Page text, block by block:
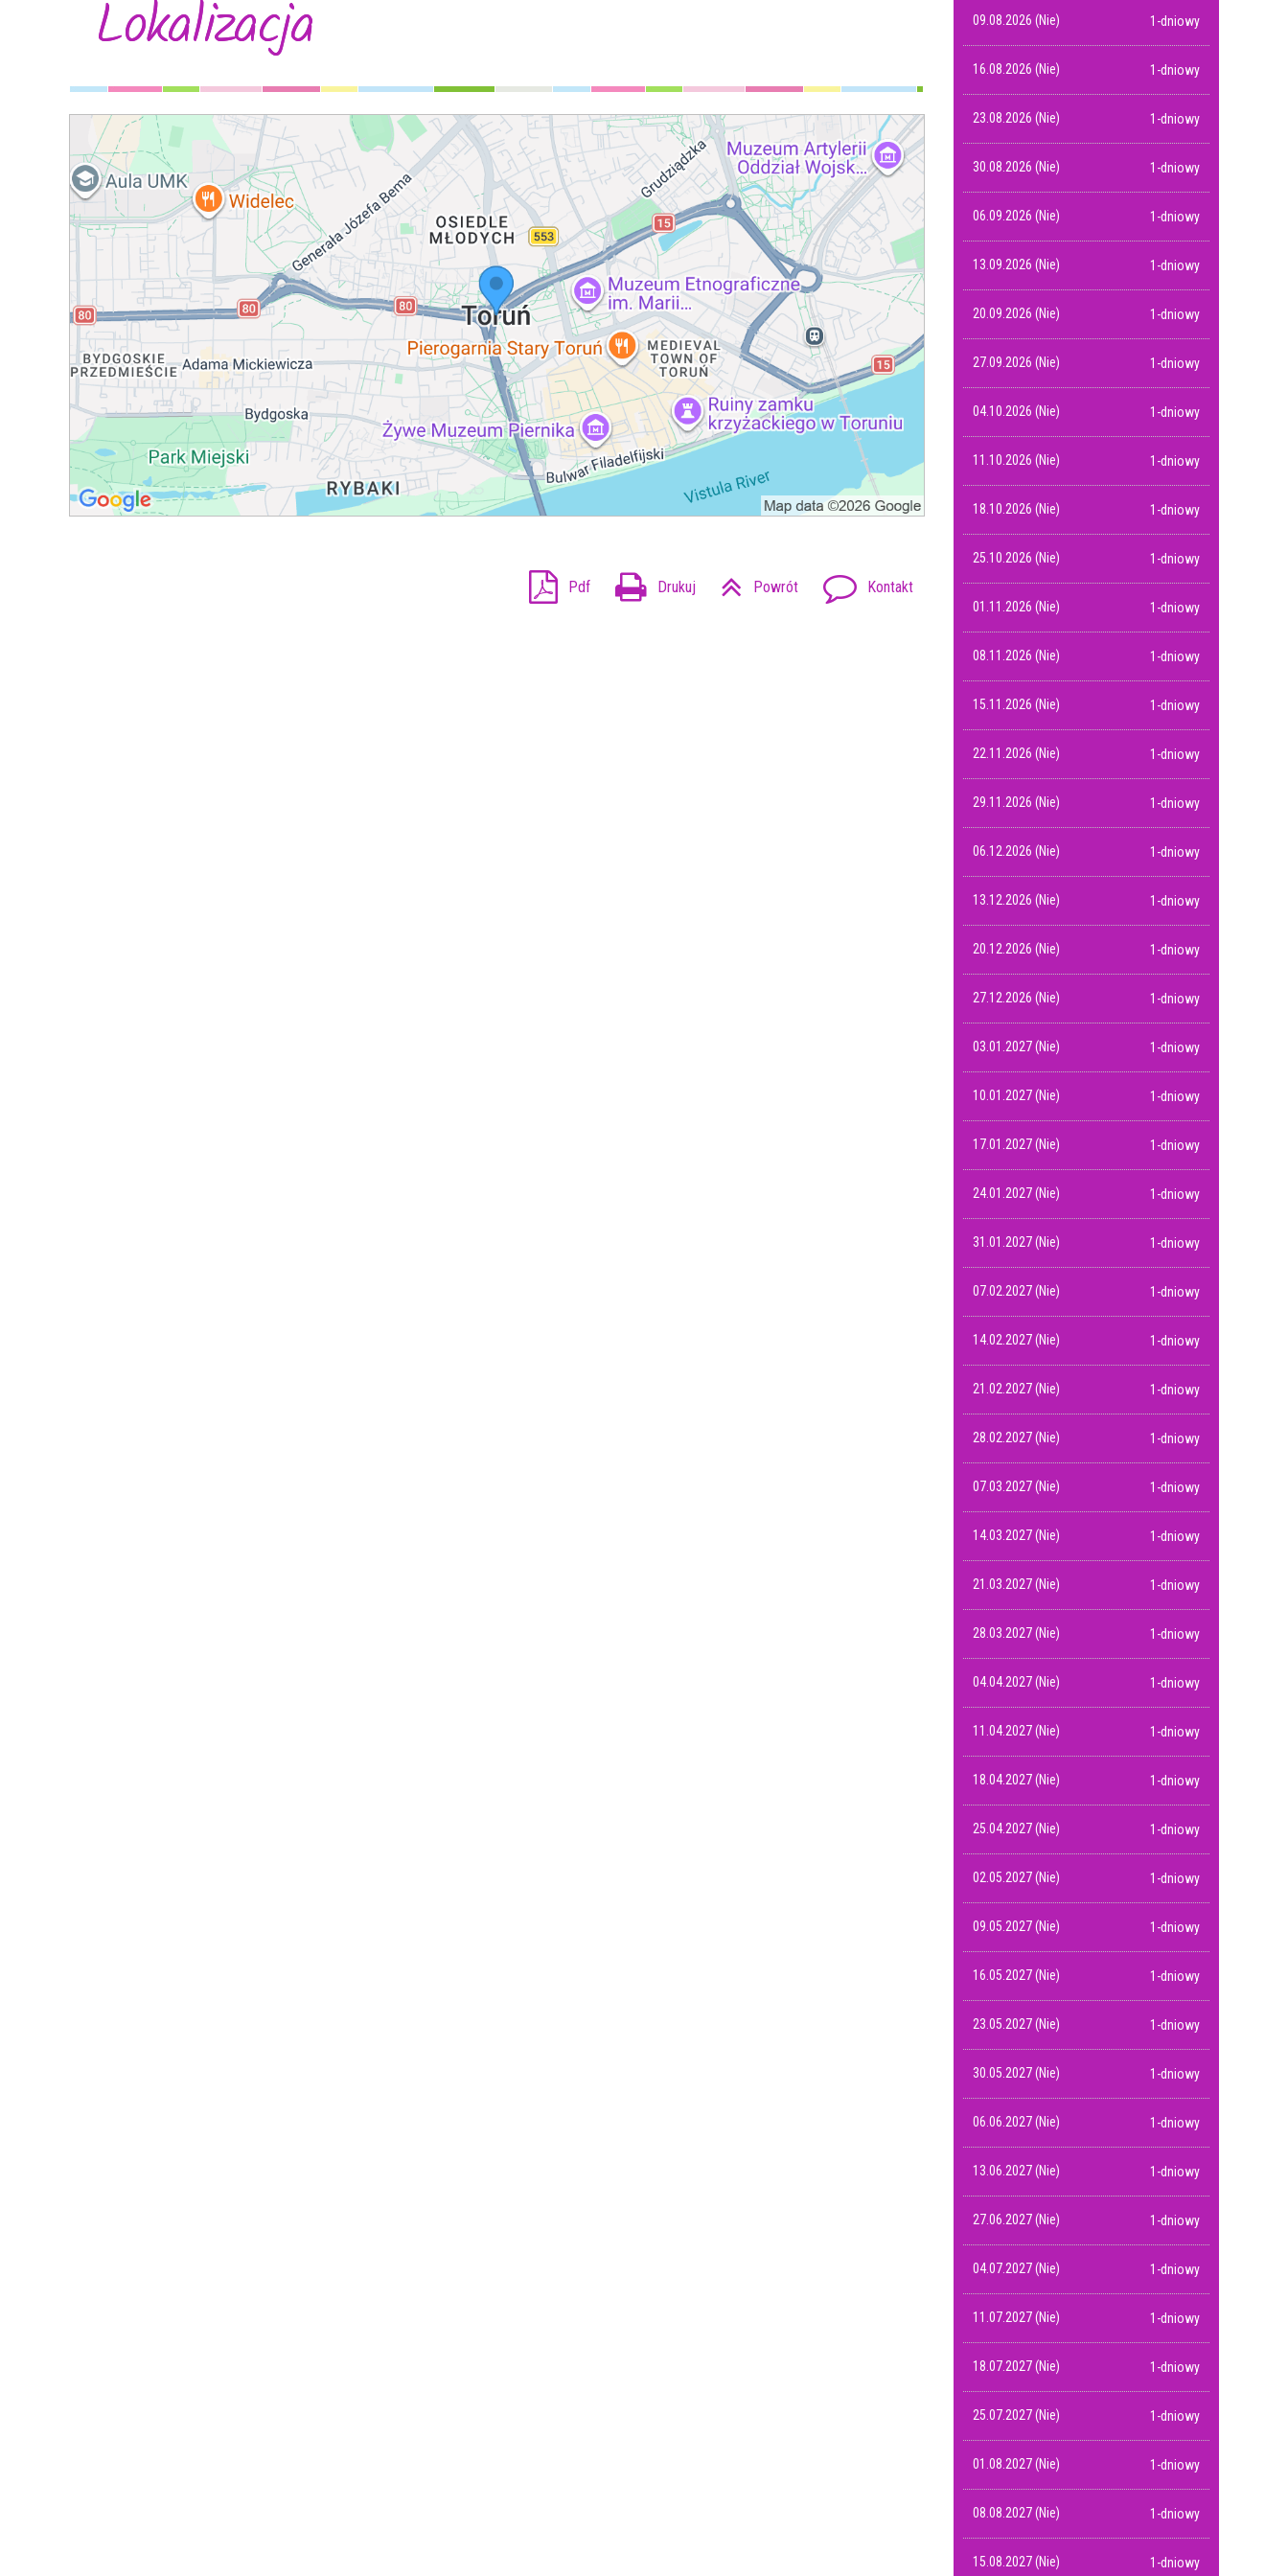
Lokalizacja
Pdf Drukuj Powrót Kontakt
09.08.2026 (Nie) 1-dniowy
16.08.2026 (Nie) 1-dniowy
23.08.2026 (Nie) 1-dniowy
30.08.2026 (Nie) 1-dniowy
06.09.2026 (Nie) 1-dniowy
13.09.2026 (Nie) 1-dniowy
20.09.2026 (Nie) 1-dniowy
27.09.2026 (Nie) 1-dniowy
04.10.2026 (Nie) 1-dniowy
11.10.2026 (Nie) 1-dniowy
18.10.2026 (Nie) 1-dniowy
25.10.2026 (Nie) 1-dniowy
01.11.2026 (Nie) 1-dniowy
08.11.2026 (Nie) 1-dniowy
15.11.2026 (Nie) 1-dniowy
22.11.2026 (Nie) 1-dniowy
29.11.2026 (Nie) 1-dniowy
06.12.2026 (Nie) 1-dniowy
13.12.2026 (Nie) 1-dniowy
20.12.2026 (Nie) 1-dniowy
27.12.2026 (Nie) 1-dniowy
03.01.2027 (Nie) 1-dniowy
10.01.2027 (Nie) 1-dniowy
17.01.2027 (Nie) 1-dniowy
24.01.2027 (Nie) 1-dniowy
31.01.2027 (Nie) 1-dniowy
07.02.2027 (Nie) 1-dniowy
14.02.2027 (Nie) 1-dniowy
21.02.2027 (Nie) 1-dniowy
28.02.2027 (Nie) 1-dniowy
07.03.2027 (Nie) 1-dniowy
14.03.2027 (Nie) 1-dniowy
21.03.2027 (Nie) 1-dniowy
28.03.2027 (Nie) 1-dniowy
04.04.2027 (Nie) 1-dniowy
11.04.2027 (Nie) 1-dniowy
18.04.2027 (Nie) 1-dniowy
25.04.2027 (Nie) 1-dniowy
02.05.2027 (Nie) 1-dniowy
09.05.2027 (Nie) 1-dniowy
16.05.2027 (Nie) 1-dniowy
23.05.2027 (Nie) 1-dniowy
30.05.2027 (Nie) 1-dniowy
06.06.2027 (Nie) 1-dniowy
13.06.2027 (Nie) 1-dniowy
27.06.2027 (Nie) 1-dniowy
04.07.2027 (Nie) 1-dniowy
11.07.2027 (Nie) 1-dniowy
18.07.2027 (Nie) 1-dniowy
25.07.2027 (Nie) 1-dniowy
01.08.2027 (Nie) 1-dniowy
08.08.2027 (Nie) 1-dniowy
15.08.2027 (Nie) 1-dniowy